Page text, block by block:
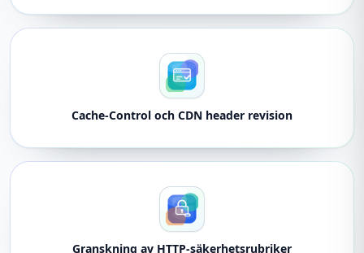
Cache-Control och CDN header revision
Granskning av HTTP-säkerhetsrubriker